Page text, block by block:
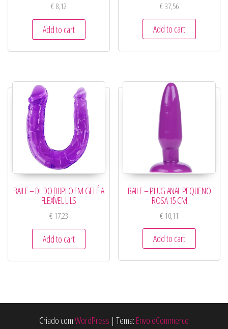
€8,12
Add to cart
€37,56
Add to cart
BAILE – DILDO DUPLO EM GELÉIA
FLEXÍVEL LILS
€17,23
Add to cart
BAILE – PLUG ANAL PEQUENO
ROSA 15 CM
€ 10,11
Add to cart
Criado comWordPress | Tema: Envo eCommerce